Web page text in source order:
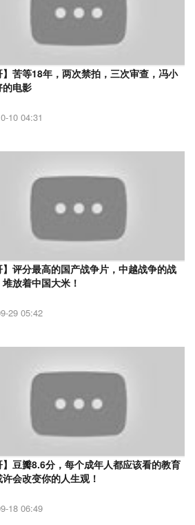
】苦等18年，两次禁拍，三次审查，冯小
的电影
10 04:31
】评分最高的国产战争片，中越战争的战
放着中国大米！
29 05:42
】豆瓣8.6分，每个成年人都应该看的教育
会改变你的人生观！
18 06:49